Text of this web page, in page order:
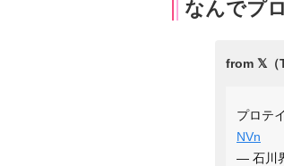
なんでプ
プロテ
NVn
— 石川